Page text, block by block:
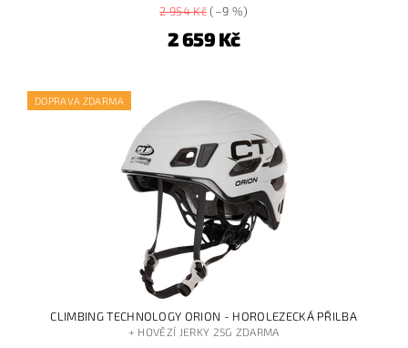
2 954 Kč(–9 %)
2 659 Kč
DOPRAVA ZDARMA
CLIMBING TECHNOLOGY ORION - HOROLEZECKÁ PŘILBA
+ HOVĚZÍ JERKY 25G ZDARMA